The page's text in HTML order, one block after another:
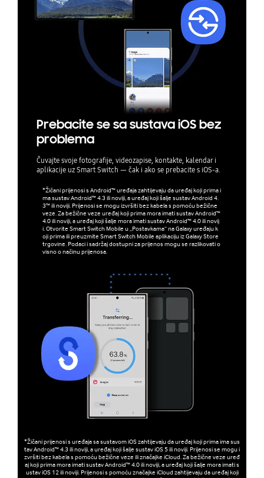
Prebacite se sa sustava iOS bez
problema
Čuvajte svoje fotografije, videozapise, kontakte, kalendar i
aplikacije uz Smart Switch — čak i ako se prebacite s iOS-a.
*Žičani prijenosi s Android™ uređaja zahtijevaju da uređaj koji prima i
ma sustav Android™ 4.3 ili noviji, a uređaj koji šalje sustav Android 4.
3™ ili noviji. Prijenosi se mogu izvršiti bez kabela s pomoću bežične
veze. Za bežične veze uređaj koji prima mora imati sustav Android™
4.0 ili noviji, a uređaj koji šalje mora imati sustav Android™ 4.0 ili novij
i. Otvorite Smart Switch Mobile u „Postavkama“ na Galaxy uređaju k
oji prima ili preuzmite Smart Switch Mobile aplikaciju iz Galaxy Store
trgovine. Podaci i sadržaj dostupni za prijenos mogu se razlikovati o
visno o načinu prijenosa.
*Žičani prijenosi s uređaja sa sustavom iOS zahtijevaju da uređaj koji prima ima sus
tav Android™ 4.3 ili noviji, a uređaj koji šalje sustav iOS 5 ili noviji. Prijenosi se mogu i
zvršiti bez kabela s pomoću bežične veze ili značajke iCloud. Za bežične veze uređ
aj koji prima mora imati sustav Android™ 4.0 ili noviji, a uređaj koji šalje mora imati s
ustav iOS 12 ili noviji. Prijenosi s pomoću značajke iCloud zahtijevaju da uređaj koji